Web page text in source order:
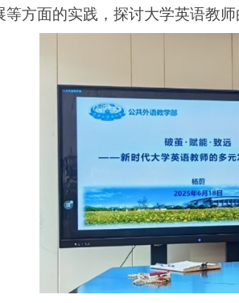
等方面的实践，探讨大学英语教